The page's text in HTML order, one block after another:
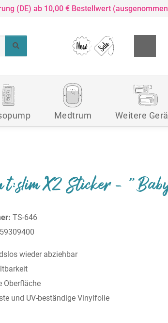
(DE) ab 10,00 € Bestellwert
Medtrum Weitere
t:slim X2 Sticker -
TS-646
wieder abziehbar
Oberfläche
und UV-beständige Vinylfolie